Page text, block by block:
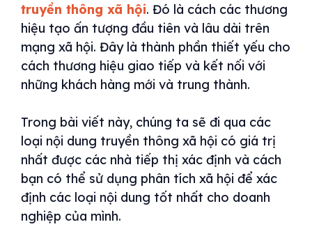
truyền thông xã hội. Đó là cách các thương
hiệu tạo ấn tượng đầu tiên và lâu dài trên
mạng xã hội. Đây là thành phần thiết yếu cho
cách thương hiệu giao tiếp và kết nối với
những khách hàng mới và trung thành.
Trong bài viết này, chúng ta sẽ đi qua các
loại nội dung truyền thông xã hội có giá trị
nhất được các nhà tiếp thị xác định và cách
bạn có thể sử dụng phân tích xã hội để xác
định các loại nội dung tốt nhất cho doanh
nghiệp của mình.